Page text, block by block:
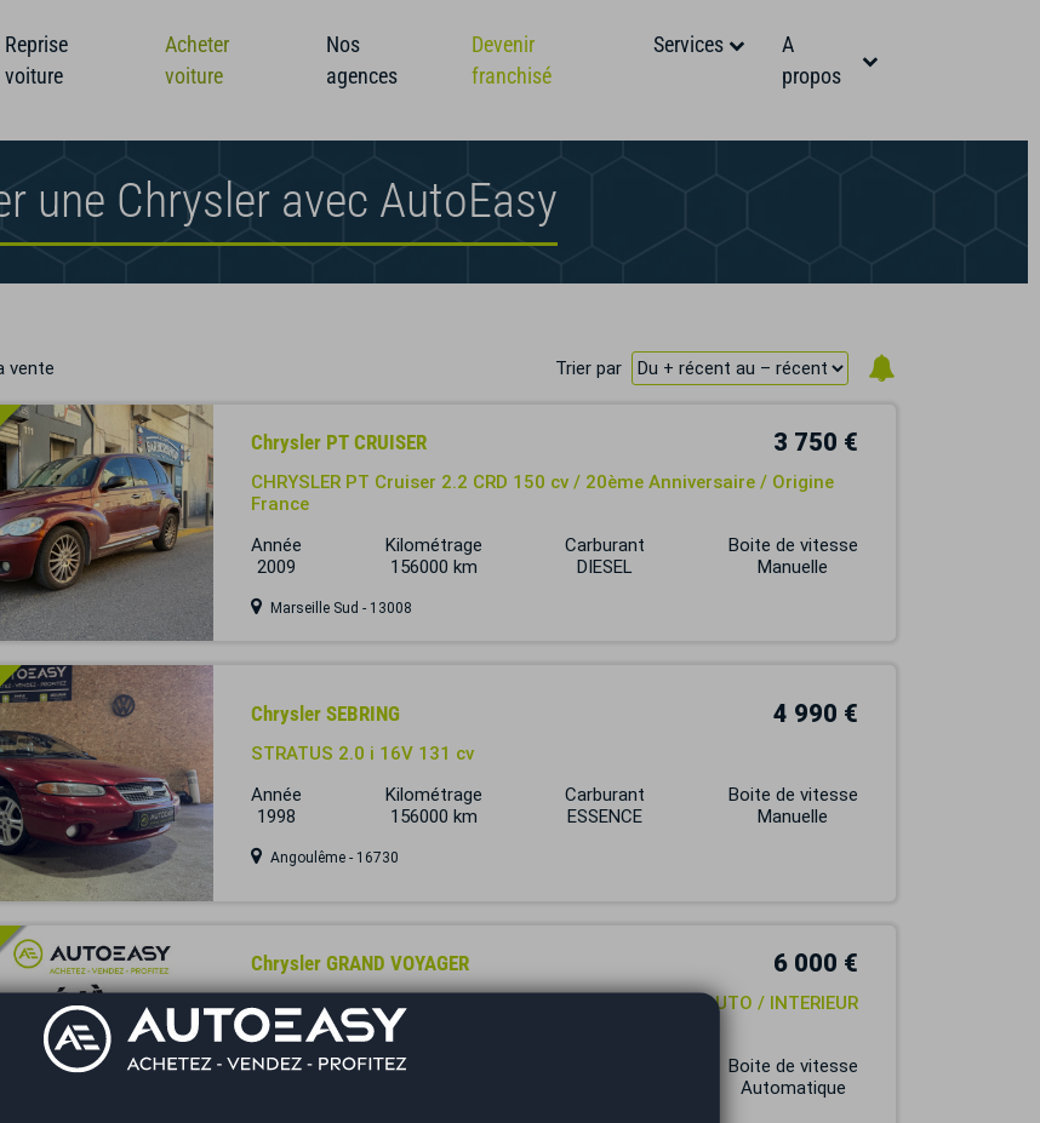
Reprise
voiture
Acheter
voiture
Nos
agences
Devenir
franchisé
Services
A
propos
une Chrysler avec AutoEasy
vente Trier par
Chrysler PT CRUISER 3 750 €
CHRYSLER PT Cruiser 2.2 CRD 150 cv / 20ème Anniversaire / Origine
France
Année
2009
Kilométrage
156000 km
Carburant
DIESEL
Boite de vitesse
Manuelle
Marseille Sud - 13008
Chrysler SEBRING 4 990 €
STRATUS 2.0 i 16V 131 cv
Année
1998
Kilométrage
156000 km
Carburant
ESSENCE
Boite de vitesse
Manuelle
Angoulême - 16730
Chrysler GRAND VOYAGER 6 000 €
3.8 V6 LIMITED STOW N' GO 193 / 7 PLACES / BOITE AUTO / INTERIEUR
CUIR
Année
Kilométrage
Boite de vitesse
Automatique